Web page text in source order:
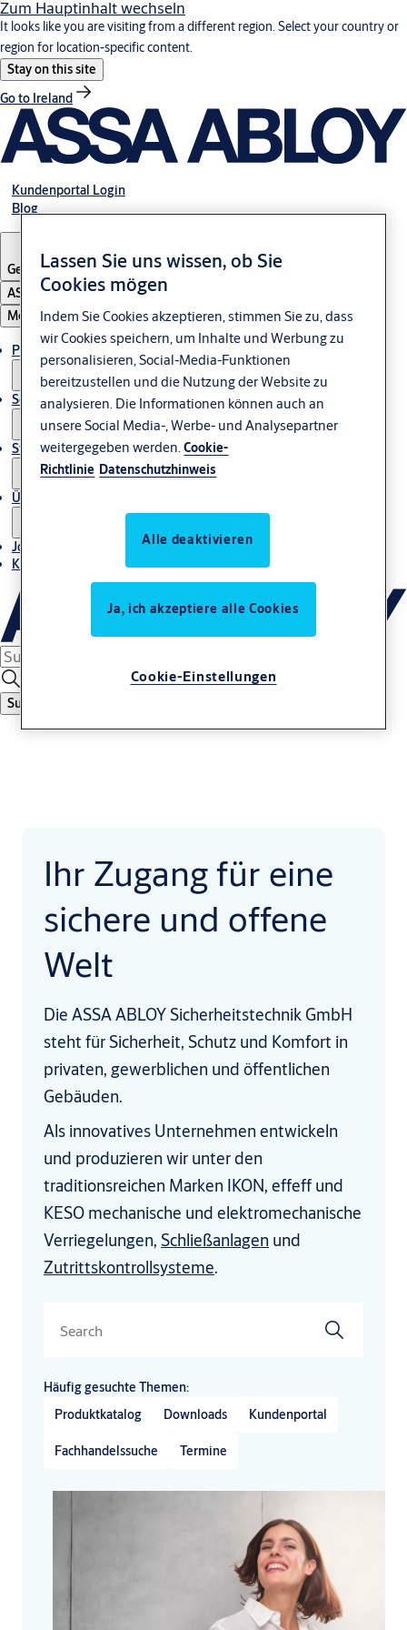
Zum Hauptinhalt wechseln
It looks like you are visiting from a different region. Select your country or
region for location-specific content.
Stay on this site
Go to Ireland
Kundenportal Login
Blog
Germany·Deutsch
ASSA ABLOY Group
Menü
Produkte & Sicherheitslösungen
Service & Downloads
Stories
Über uns
Jobs
Kontakt
Suche
Ihr Zugang für eine
sichere und offene
Welt
Die ASSA ABLOY Sicherheitstechnik GmbH
steht für Sicherheit, Schutz und Komfort in
privaten, gewerblichen und öffentlichen
Gebäuden.
Als innovatives Unternehmen entwickeln
und produzieren wir unter den
traditionsreichen Marken IKON, effeff und
KESO mechanische und elektromechanische
Verriegelungen, Schließanlagen und
Zutrittskontrollsysteme.
Häufig gesuchte Themen:
Produktkatalog
Downloads Kundenportal
Fachhandelssuche Termine
Lassen Sie uns wissen, ob Sie
Cookies mögen
Indem Sie Cookies akzeptieren, stimmen Sie zu, dass
wir Cookies speichern, um Inhalte und Werbung zu
personalisieren, Social-Media-Funktionen
bereitzustellen und die Nutzung der Website zu
analysieren. Die Informationen können auch an
unsere Social Media-, Werbe- und Analysepartner
weitergegeben werden.Cookie-
Richtlinie Datenschutzhinweis
Alle deaktivieren
Ja, ich akzeptiere alle Cookies
Cookie-Einstellungen